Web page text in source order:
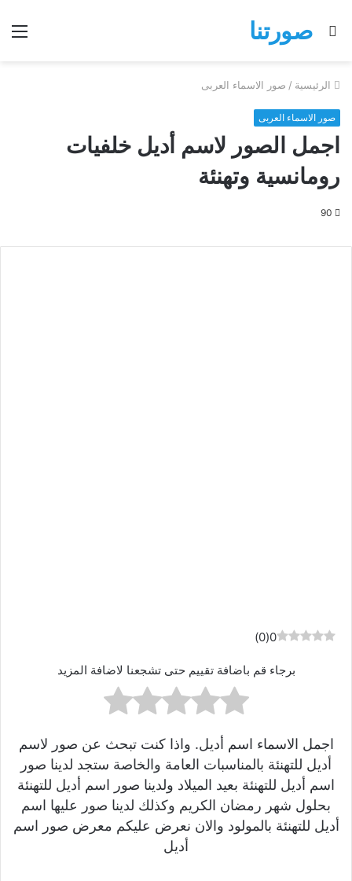
صورتنا
بحث
الرئيسية / صور الاسماء العربى
صور الاسماء العربى
اجمل الصور لاسم أديل خلفيات
رومانسية وتهنئة
90
0
(
0
)
برجاء قم باضافة تقييم حتى تشجعنا لاضافة المزيد
اجمل الاسماء اسم أديل. واذا كنت تبحث عن صور لاسم
أديل للتهنئة بالمناسبات العامة والخاصة ستجد لدينا صور
اسم أديل للتهنئة بعيد الميلاد ولدينا صور اسم أديل للتهنئة
بحلول شهر رمضان الكريم وكذلك لدينا صور عليها اسم
أديل للتهنئة بالمولود والان نعرض عليكم معرض صور اسم
أديل